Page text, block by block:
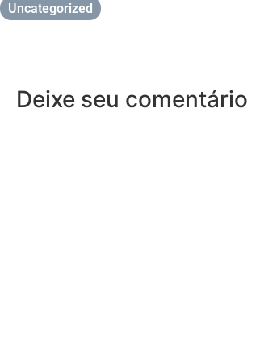
Uncategorized
Deixe seu comentário